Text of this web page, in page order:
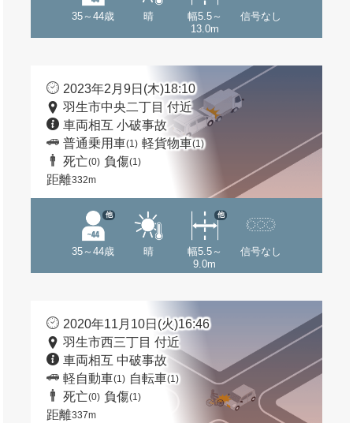
35～44歳 晴
幅5.5～
13.0m
信号なし
2023年2月9日(木)18:10
羽生市中央二丁目 付近
車両相互 小破事故
普通乗用車(1) 軽貨物車(1)
死亡(0) 負傷(1)
距離332m
35～44歳
他
晴
幅5.5～
9.0m
他
信号なし
2020年11月10日(火)16:46
羽生市西三丁目 付近
車両相互 中破事故
軽自動車(1) 自転車(1)
死亡(0) 負傷(1)
距離337m